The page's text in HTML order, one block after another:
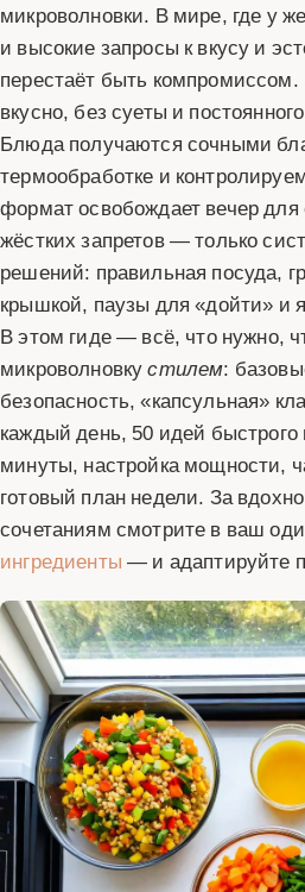
микроволновки. В мире, где у
и высокие запросы к вкусу и
перестаёт быть
вкусно, без суеты и
Блюда получаются сочными
термообработке и
формат освобождает вечер
жёстких запретов — только
решений: правильная посуда,
крышкой, паузы для «дойти» и
В этом гиде — всё, что нужно,
микроволновкустилем:
безопасность, «капсульная»
каждый день, 50 идей
минуты, настройка мощности,
готовый план недели. За
сочетаниям смотрите в ваш
ингредиенты — и адаптируйте